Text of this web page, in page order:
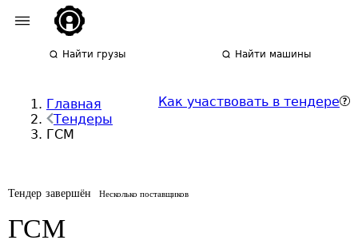
Найти грузы Найти машины
Главная
Тендеры
ГСМ
Как участвовать в тендере
Тендер завершён Несколько поставщиков
ГСМ